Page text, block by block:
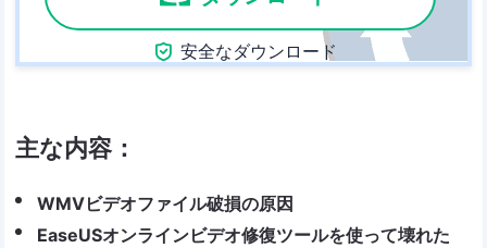
 安全なダウンロード
主な内容：
WMVビデオファイル破損の原因
EaseUSオンラインビデオ修復ツールを使って壊れた